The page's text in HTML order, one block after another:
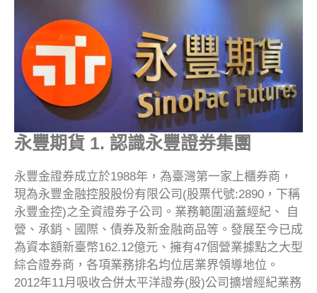
永豐期貨 1. 認識永豐證券集團
永豐金證券成立於1988年，為臺灣第一家上櫃券商，
現為永豐金融控股股份有限公司(股票代號:2890，下稱
永豐金控)之全資證券子公司。業務範圍涵蓋經紀、 自
營、承銷、國際、債券及新金融商品等。發展至今已成
為資本額新臺幣162.12億元、擁有47個營業據點之大型
綜合證券商，各項業務排名均位居業界領導地位。
2012年11月吸收合併太平洋證券(股)公司擴增經紀業務